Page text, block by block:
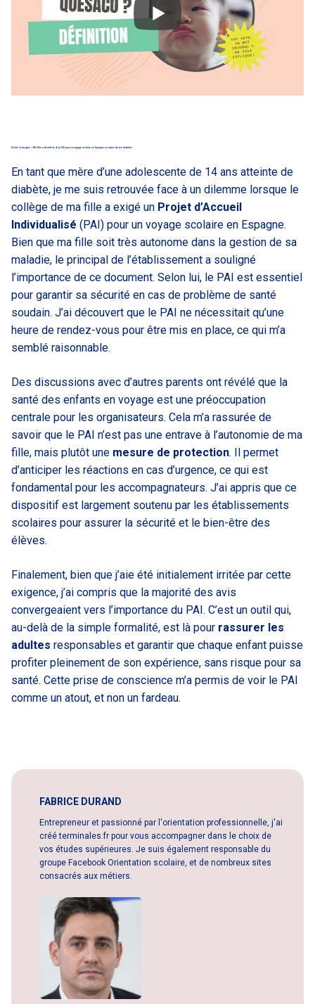
Émilie (Limoges) : « Ma fille a bénéficié d’un PAI pour un voyage scolaire en Espagne en raison de son diabète»
En tant que mère d’une adolescente de 14 ans atteinte de
diabète, je me suis retrouvée face à un dilemme lorsque le
collège de ma fille a exigé un Projet d’Accueil
Individualisé (PAI) pour un voyage scolaire en Espagne.
Bien que ma fille soit très autonome dans la gestion de sa
maladie, le principal de l’établissement a souligné
l’importance de ce document. Selon lui, le PAI est essentiel
pour garantir sa sécurité en cas de problème de santé
soudain. J’ai découvert que le PAI ne nécessitait qu’une
heure de rendez-vous pour être mis en place, ce qui m’a
semblé raisonnable.
Des discussions avec d’autres parents ont révélé que la
santé des enfants en voyage est une préoccupation
centrale pour les organisateurs. Cela m’a rassurée de
savoir que le PAI n’est pas une entrave à l’autonomie de ma
fille, mais plutôt une mesure de protection. Il permet
d’anticiper les réactions en cas d’urgence, ce qui est
fondamental pour les accompagnateurs. J’ai appris que ce
dispositif est largement soutenu par les établissements
scolaires pour assurer la sécurité et le bien-être des
élèves.
Finalement, bien que j’aie été initialement irritée par cette
exigence, j’ai compris que la majorité des avis
convergeaient vers l’importance du PAI. C’est un outil qui,
au-delà de la simple formalité, est là pour rassurer les
adultes responsables et garantir que chaque enfant puisse
profiter pleinement de son expérience, sans risque pour sa
santé. Cette prise de conscience m’a permis de voir le PAI
comme un atout, et non un fardeau.
FABRICE DURAND
Entrepreneur et passionné par l'orientation professionnelle, j'ai
créé terminales.fr pour vous accompagner dans le choix de
vos études supérieures. Je suis également responsable du
groupe Facebook Orientation scolaire, et de nombreux sites
consacrés aux métiers.